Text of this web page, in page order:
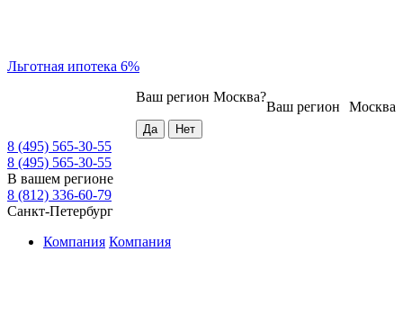
Льготная ипотека 6%
Москва
Ваш регион
Ваш регион Москва?
8 (495) 565-30-55
8 (495) 565-30-55
В вашем регионе
8 (812) 336-60-79
Санкт-Петербург
Компания Компания